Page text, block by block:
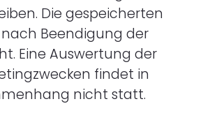
Die gespeicherten
Beendigung der
Eine Auswertung der
findet in
nicht statt.